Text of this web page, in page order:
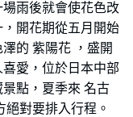
雨後就會使花色改
開花期從五月開始
的 紫陽花 ，盛開
愛，位於日本中部
點，夏季來 名古
對要排入行程。